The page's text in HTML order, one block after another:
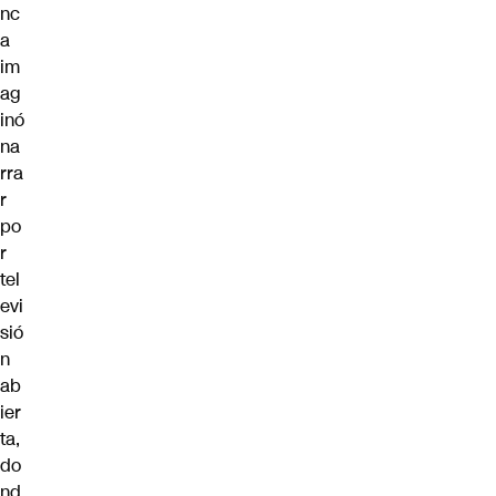
nc
a
im
ag
inó
na
rra
r
po
r
tel
evi
sió
n
ab
ier
ta,
do